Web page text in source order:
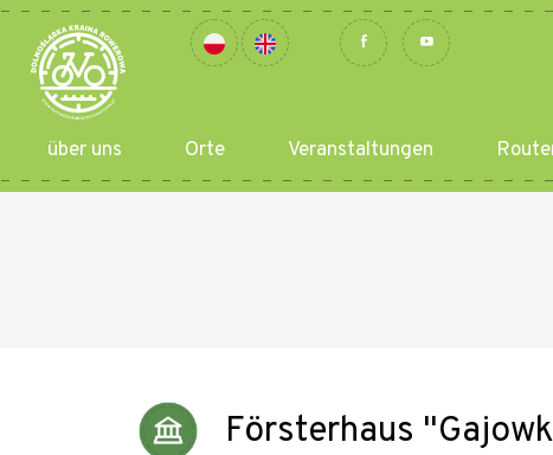
über uns Orte Veranstaltungen
Försterhaus